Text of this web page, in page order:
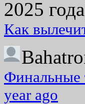
2025
Как
Финальные
year ago